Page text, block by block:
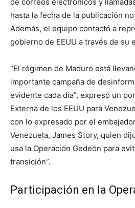
hasta la fecha de la publicación
Además, el equipo contactó a
gobierno de EEUU a través de su
“El régimen de Maduro está
importante campaña de
evidente cada día”, expresó un
Externa de los EEUU para
con lo expresado por el
Venezuela, James Story, quien
usa la Operación Gedeón para
transición”.
Participación en la